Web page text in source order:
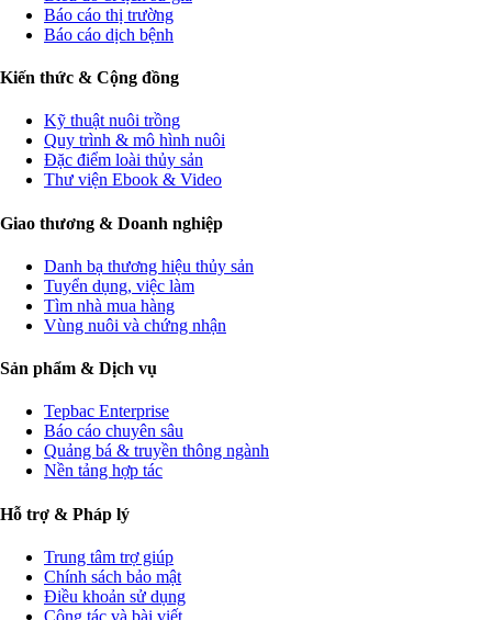
Báo cáo thị trường
Báo cáo dịch bệnh
Kiến thức & Cộng đồng
Kỹ thuật nuôi trồng
Quy trình & mô hình nuôi
Đặc điểm loài thủy sản
Thư viện Ebook & Video
Giao thương & Doanh nghiệp
Danh bạ thương hiệu thủy sản
Tuyển dụng, việc làm
Tìm nhà mua hàng
Vùng nuôi và chứng nhận
Sản phẩm & Dịch vụ
Tepbac Enterprise
Báo cáo chuyên sâu
Quảng bá & truyền thông ngành
Nền tảng hợp tác
Hỗ trợ & Pháp lý
Trung tâm trợ giúp
Chính sách bảo mật
Điều khoản sử dụng
Cộng tác và bài viết